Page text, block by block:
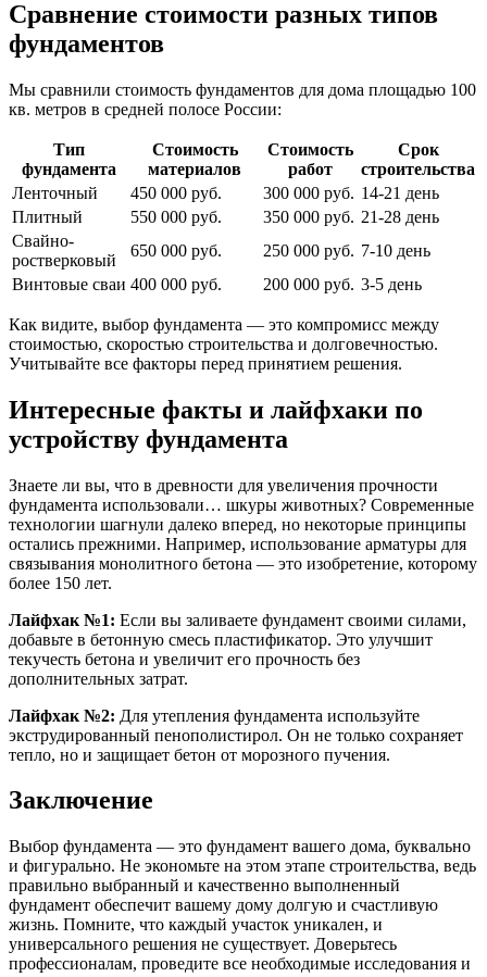
Сравнение стоимости разных типов
фундаментов
Мы сравнили стоимость фундаментов для дома площадью 100
кв. метров в средней полосе России:
Тип
фундамента
Стоимость
материалов
Стоимость
работ
Срок
строительства
Ленточный
450 000 руб. 300 000 руб. 14-21 день
Плитный
550 000 руб. 350 000 руб. 21-28 день
Свайно-
ростверковый
650 000 руб. 250 000 руб. 7-10 день
Винтовые сваи 400 000 руб. 200 000 руб. 3-5 день
Как видите, выбор фундамента — это компромисс между
стоимостью, скоростью строительства и долговечностью.
Учитывайте все факторы перед принятием решения.
Интересные факты и лайфхаки по
устройству фундамента
Знаете ли вы, что в древности для увеличения прочности
фундамента использовали… шкуры животных? Современные
технологии шагнули далеко вперед, но некоторые принципы
остались прежними. Например, использование арматуры для
связывания монолитного бетона — это изобретение, которому
более 150 лет.
Лайфхак №1: Если вы заливаете фундамент своими силами,
добавьте в бетонную смесь пластификатор. Это улучшит
текучесть бетона и увеличит его прочность без
дополнительных затрат.
Лайфхак №2: Для утепления фундамента используйте
экструдированный пенополистирол. Он не только сохраняет
тепло, но и защищает бетон от морозного пучения.
Заключение
Выбор фундамента — это фундамент вашего дома, буквально
и фигурально. Не экономьте на этом этапе строительства, ведь
правильно выбранный и качественно выполненный
фундамент обеспечит вашему дому долгую и счастливую
жизнь. Помните, что каждый участок уникален, и
универсального решения не существует. Доверьтесь
профессионалам, проведите все необходимые исследования и